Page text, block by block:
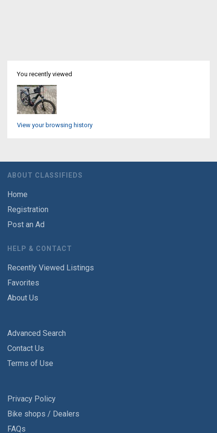
You recently viewed
View your browsing history
ABOUT CLASSIFIEDS
Home
Registration
Post an Ad
HELP & CONTACT
Recently Viewed Listings
Favorites
About Us
Advanced Search
Contact Us
Terms of Use
Privacy Policy
Bike shops / Dealers
FAQs